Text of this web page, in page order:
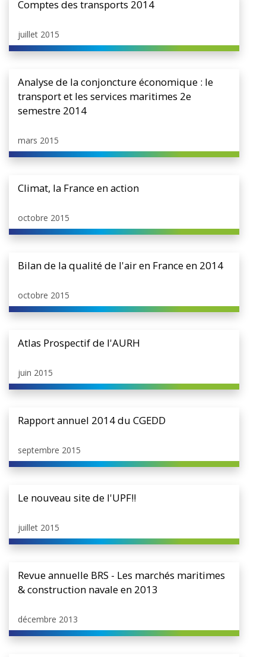
Comptes des transports 2014
juillet 2015
Analyse de la conjoncture économique : le
transport et les services maritimes 2e
semestre 2014
mars 2015
Climat, la France en action
octobre 2015
Bilan de la qualité de l'air en France en 2014
octobre 2015
Atlas Prospectif de l'AURH
juin 2015
Rapport annuel 2014 du CGEDD
septembre 2015
Le nouveau site de l'UPF!!
juillet 2015
Revue annuelle BRS - Les marchés maritimes
& construction navale en 2013
décembre 2013